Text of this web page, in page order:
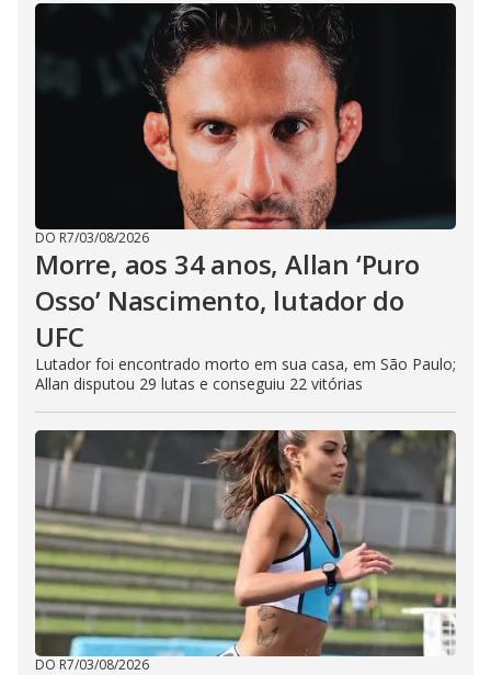
DO R7/03/08/2026
Morre, aos 34 anos, Allan ‘Puro
Osso’ Nascimento, lutador do
UFC
Lutador foi encontrado morto em sua casa, em São Paulo;
Allan disputou 29 lutas e conseguiu 22 vitórias
DO R7/03/08/2026